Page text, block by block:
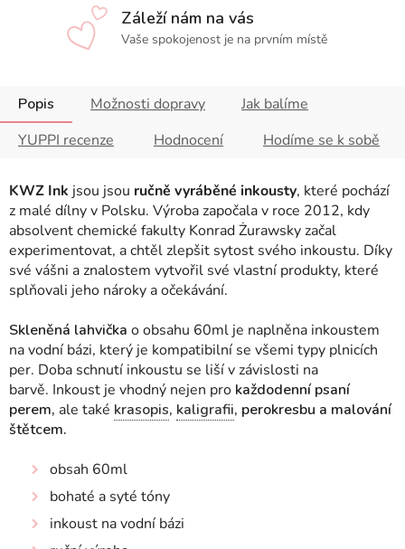
Záleží nám na vás
Vaše spokojenost je na prvním místě
Popis Možnosti dopravy
Jak balíme
YUPPI recenze
Hodnocení Hodíme se k sobě
KWZ Ink jsou jsou ručně vyráběné inkousty, které pochází
z malé dílny v Polsku. Výroba započala v roce 2012, kdy
absolvent chemické fakulty Konrad Żurawsky začal
experimentovat, a chtěl zlepšit sytost svého inkoustu. Díky
své vášni a znalostem vytvořil své vlastní produkty, které
splňovali jeho nároky a očekávání.
Skleněná lahvička o obsahu 60ml je naplněna inkoustem
na vodní bázi, který je kompatibilní se všemi typy plnicích
per. Doba schnutí inkoustu se liší v závislosti na
barvě. Inkoust je vhodný nejen pro každodenní psaní
perem, ale také krasopis, kaligrafii, perokresbu a malování
štětcem.
obsah 60ml
bohaté a syté tóny
inkoust na vodní bázi